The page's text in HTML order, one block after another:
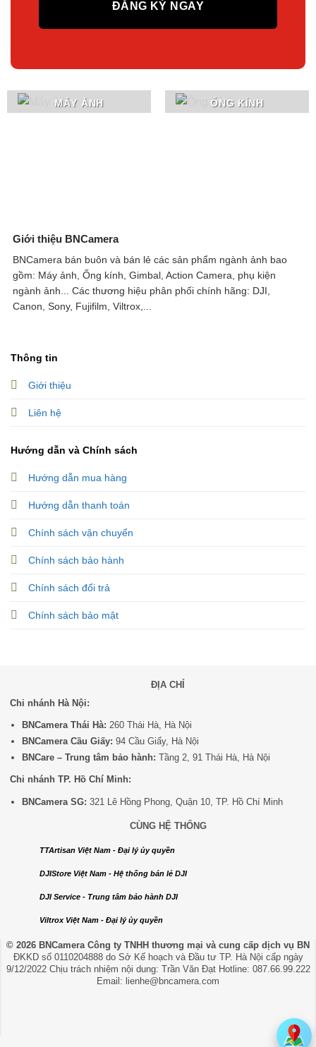
MÁY ẢNH ỐNG KÍNH
Giới thiệu BNCamera
BNCamera bán buôn và bán lẻ các sản phẩm ngành ảnh bao
gồm: Máy ảnh, Ống kính, Gimbal, Action Camera, phụ kiện
ngành ảnh...
Các thương hiệu phân phối chính hãng: DJI,
Canon, Sony, Fujifilm, Viltrox,...
Thông tin
Giới thiệu
Liên hệ
Hướng dẫn và Chính sách
Hướng dẫn mua hàng
Hướng dẫn thanh toán
Chính sách vận chuyển
Chính sách bảo hành
Chính sách đổi trả
Chính sách bảo mật
ĐỊA CHỈ
Chi nhánh Hà Nội:
BNCamera Thái Hà: 260 Thái Hà, Hà Nội
BNCamera Cầu Giấy: 94 Cầu Giấy, Hà Nội
BNCare – Trung tâm bảo hành: Tầng 2, 91 Thái Hà, Hà Nội
Chi nhánh TP. Hồ Chí Minh:
BNCamera SG: 321 Lê Hồng Phong, Quận 10, TP. Hồ Chí Minh
CÙNG HỆ THỐNG
TTArtisan Việt Nam - Đại lý ủy quyền
DJIStore Việt Nam - Hệ thống bán lẻ DJI
DJI Service - Trung tâm bảo hành DJI
Viltrox Việt Nam - Đại lý ủy quyền
© 2026 BNCamera Công ty TNHH thương mại và cung cấp dịch vụ BN
ĐKKD số 0110204888 do Sở Kế hoạch và Đầu tư TP. Hà Nội cấp ngày
9/12/2022 Chịu trách nhiệm nội dung: Trần Văn Đạt Hotline: 087.66.99.222
Email: lienhe@bncamera.com